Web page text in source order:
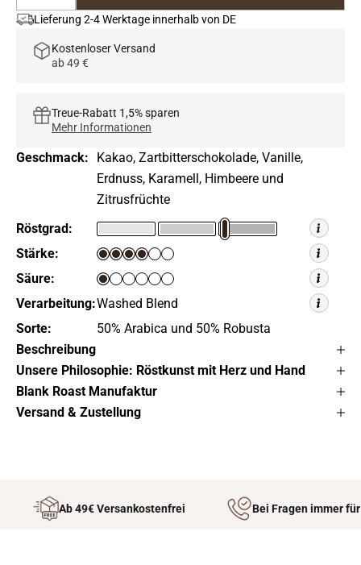
Lieferung 2-4 Werktage innerhalb von DE
Kostenloser Versand
ab 49 €
Treue-Rabatt 1,5% sparen
Mehr Informationen
Geschmack:
Kakao, Zartbitterschokolade, Vanille,
Erdnuss, Karamell, Himbeere und
Zitrusfrüchte
Röstgrad:
Stärke:
Säure:
Verarbeitung:Washed Blend
Sorte:
50% Arabica und 50% Robusta
Beschreibung
Unsere Philosophie: Röstkunst mit Herz und Hand
Blank Roast Manufaktur
Versand & Zustellung
Ab 49€ Versankostenfrei Bei Fragen immer